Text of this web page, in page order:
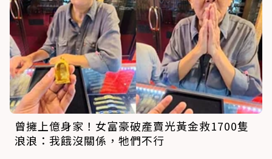
曾擁上億身家！女富豪破產賣光黃金救1700隻
浪浪：我餓沒關係，牠們不行